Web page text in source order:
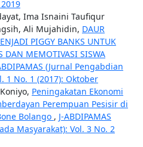
Ima Isnaini Taufiqur
Ali Mujahidin, DAUR
PIGGY BANKS UNTUK
DAN MEMOTIVASI SISWA
(Jurnal Pengabdian
1 No. 1 (2017): Oktober
Peningakatan Ekonomi
Perempuan Pesisir di
Bolango , J-ABDIPAMAS
Masyarakat): Vol. 3 No. 2